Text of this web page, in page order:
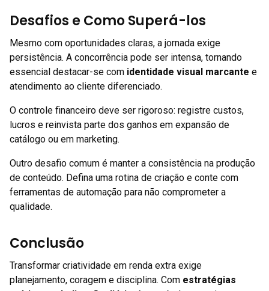
Desafios e Como Superá-los
Mesmo com oportunidades claras, a jornada exige
persistência. A concorrência pode ser intensa, tornando
essencial destacar-se com identidade visual marcante e
atendimento ao cliente diferenciado.
O controle financeiro deve ser rigoroso: registre custos,
lucros e reinvista parte dos ganhos em expansão de
catálogo ou em marketing.
Outro desafio comum é manter a consistência na produção
de conteúdo. Defina uma rotina de criação e conte com
ferramentas de automação para não comprometer a
qualidade.
Conclusão
Transformar criatividade em renda extra exige
planejamento, coragem e disciplina. Com estratégias